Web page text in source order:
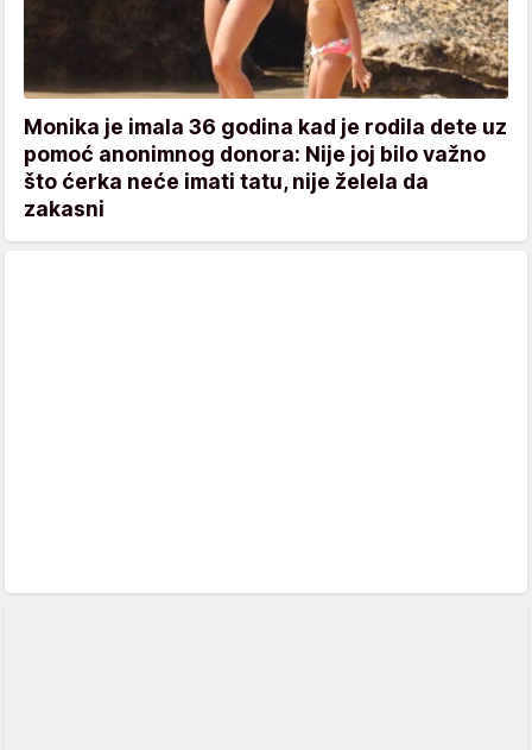
Monika je imala 36 godina kad je rodila dete uz
pomoć anonimnog donora: Nije joj bilo važno
što ćerka neće imati tatu, nije želela da
zakasni